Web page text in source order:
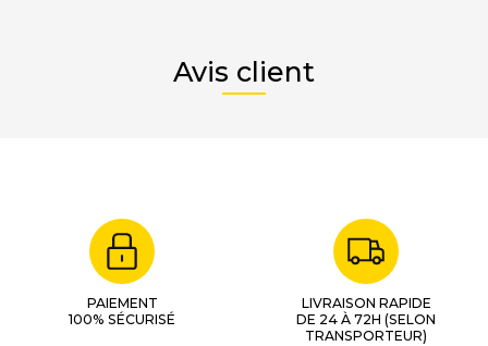
Avis client
PAIEMENT
100% SÉCURISÉ
LIVRAISON RAPIDE
DE 24 À 72H (SELON
TRANSPORTEUR)